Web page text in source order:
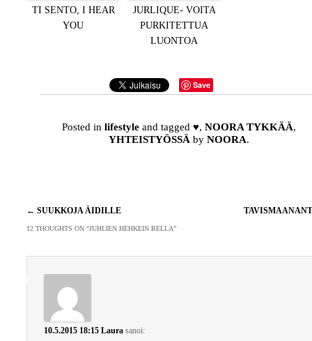
TI SENTO, I HEAR
YOU
JURLIQUE- VOITA
PURKITETTUA
LUONTOA
Save
Posted inlifestyle and tagged♥,NOORA TYKKÄÄ,
YHTEISTYÖSSÄ byNOORA.
Artikkelien
selaus
← SUUKKOJA ÄIDILLE
12 THOUGHTS ON “JUHLIEN HEHKEIN BELLA”
10.5.2015 18:15 Laura sanoi: